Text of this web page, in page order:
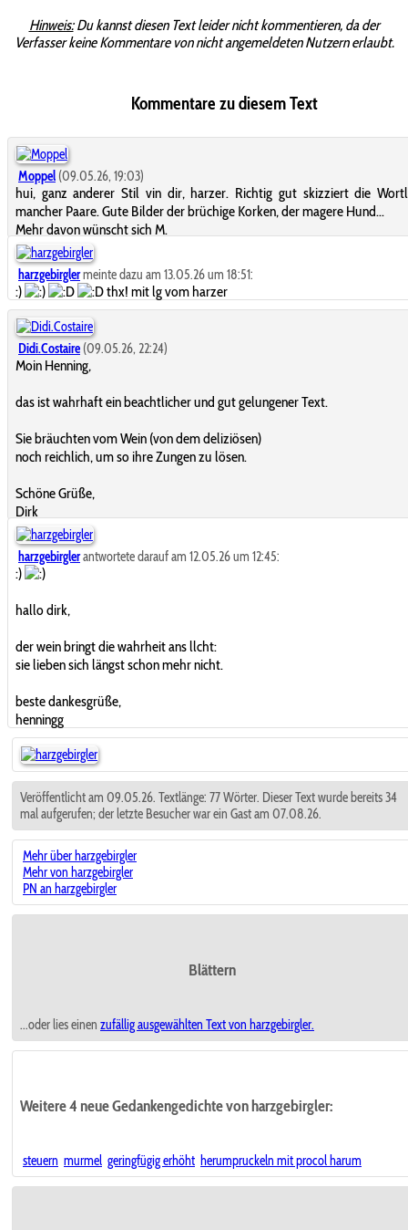
Hinweis:Du kannst diesen Text leider nicht kommentieren, da der
Verfasser keine Kommentare von nicht angemeldeten Nutzern erlaubt.
Kommentare zu diesem Text
Moppel (09.05.26, 19:03)
hui, ganz anderer Stil vin dir, harzer. Richtig gut skizziert die
mancher Paare. Gute Bilder der brüchige Korken, der magere Hund...
Mehr davon wünscht sich M.
harzgebirglermeinte dazu am 13.05.26 um 18:51:
:) thx! mit lg vom harzer
Didi.Costaire (09.05.26, 22:24)
Moin Henning,
das ist wahrhaft ein beachtlicher und gut gelungener Text.
Sie bräuchten vom Wein (von dem deliziösen)
noch reichlich, um so ihre Zungen zu lösen.
Schöne Grüße,
Dirk
harzgebirglerantwortete darauf am 12.05.26 um 12:45:
:)
hallo dirk,
der wein bringt die wahrheit ans llcht:
sie lieben sich längst schon mehr nicht.
beste dankesgrüße,
henningg
Veröffentlicht am 09.05.26. Textlänge: 77 Wörter. Dieser Text wurde bereits 34
mal aufgerufen; der letzte Besucher war ein Gast am 07.08.26.
Mehr über harzgebirgler
Mehr von harzgebirgler
PN an harzgebirgler
Blättern
...oder lies einen zufällig ausgewählten Text von harzgebirgler.
Weitere 4 neue Gedankengedichte von harzgebirgler:
steuern murmel geringfügig erhöht herumpruckeln mit procol harum